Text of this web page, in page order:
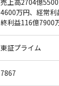
売上高2704億
4600万円、経常
終利益116億7900
東証プライム
7867